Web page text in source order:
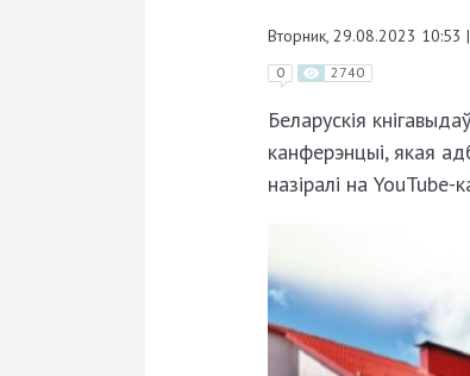
Вторник, 29.08.2023 10:53 |
0 2740
Беларускія
канферэнцыі, якая
назіралі на YouTube­-